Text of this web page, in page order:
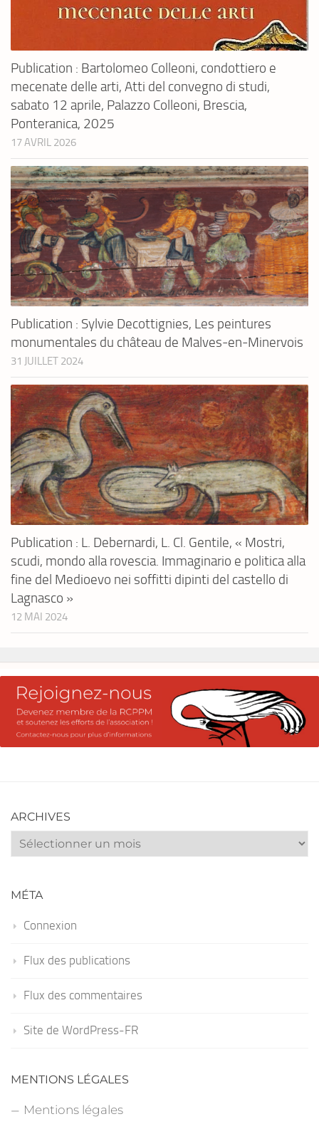
Publication : Bartolomeo Colleoni, condottiero e
mecenate delle arti, Atti del convegno di studi,
sabato 12 aprile, Palazzo Colleoni, Brescia,
Ponteranica, 2025
17 AVRIL 2026
Publication : Sylvie Decottignies, Les peintures
monumentales du château de Malves-en-Minervois
31 JUILLET 2024
Publication : L. Debernardi, L. Cl. Gentile, « Mostri,
scudi, mondo alla rovescia. Immaginario e politica alla
fine del Medioevo nei soffitti dipinti del castello di
Lagnasco »
12 MAI 2024
ARCHIVES
Archives
MÉTA
Connexion
Flux des publications
Flux des commentaires
Site de WordPress-FR
MENTIONS LÉGALES
Mentions légales